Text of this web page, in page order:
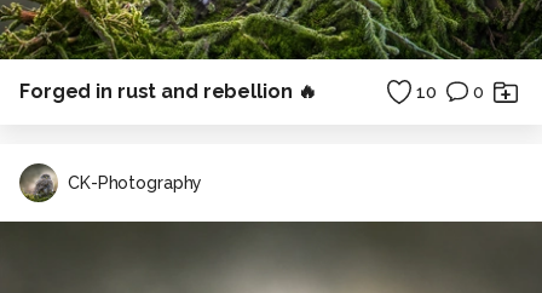
Forged in rust and rebellion 🔥 10 0
CK-Photography